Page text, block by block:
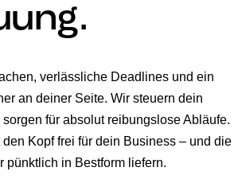
verlässliche Deadlines und ein
an deiner Seite. Wir steuern dein
für absolut reibungslose Abläufe.
Kopf frei für dein Business – und die
pünktlich in Bestform liefern.